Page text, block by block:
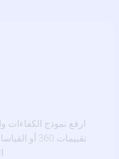
ارفع نموذج الكفاءات
تقييمات